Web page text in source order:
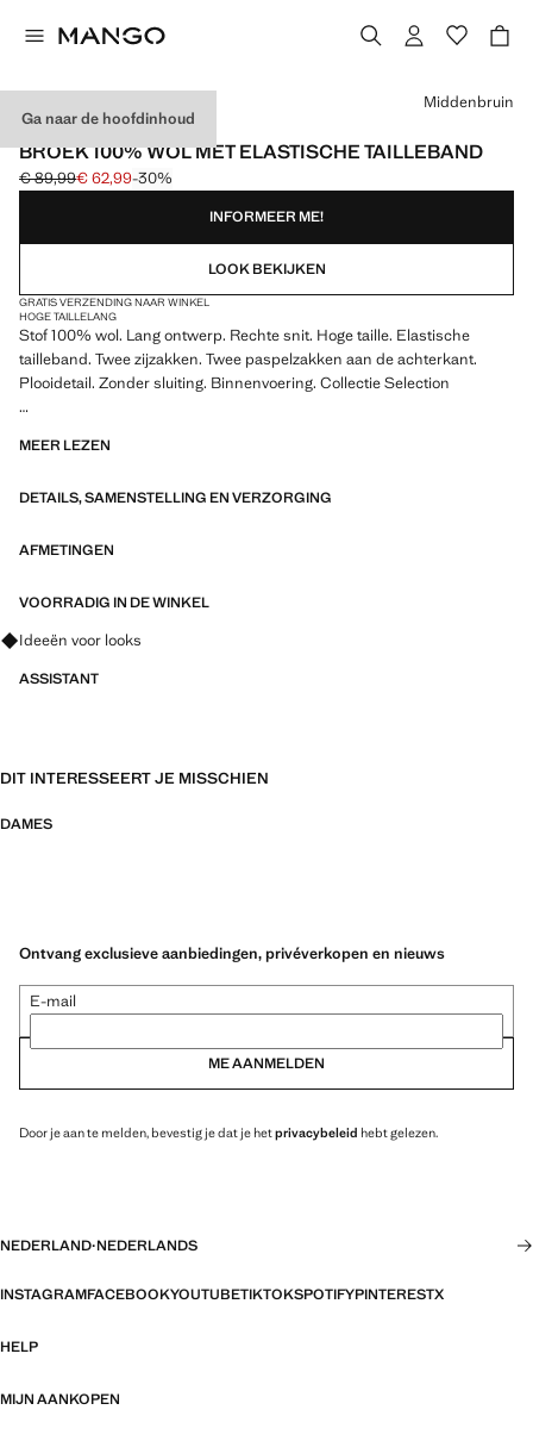
Ga naar de hoofdinhoud
SELECTION
BROEK 100% WOL MET ELASTISCHE TAILLEBAND
Oorspronkelijke prijs doorgehaald [€ 89,99 ]
€ 89,99
Huidige prijs [€ 62,99 ]
€ 62,99-30%
Kies een kleur
Middenbruin
INFORMEER ME!
LOOK BEKIJKEN
GRATIS VERZENDING NAAR WINKEL
HOGE TAILLELANG
Stof 100% wol. Lang ontwerp. Rechte snit. Hoge taille. Elastische
tailleband. Twee zijzakken. Twee paspelzakken aan de achterkant.
Plooidetail. Zonder sluiting. Binnenvoering. Collectie Selection
om een vrouwelijke en eigentijdse garderobe samen te stellen
MEER LEZEN
DETAILS, SAMENSTELLING EN VERZORGING
AFMETINGEN
VOORRADIG IN DE WINKEL
Vraag om outfitideeën, kledingstukken en trends
Ideeën voor looks
ASSISTANT
DIT INTERESSEERT JE MISSCHIEN
DAMES
Ontvang exclusieve aanbiedingen, privéverkopen en nieuws
E-mail
ME AANMELDEN
Door je aan te melden, bevestig je dat je hetprivacybeleid hebt gelezen.
NEDERLAND·NEDERLANDS
INSTAGRAMFACEBOOKYOUTUBETIKTOKSPOTIFYPINTERESTX
HELP
MIJN AANKOPEN